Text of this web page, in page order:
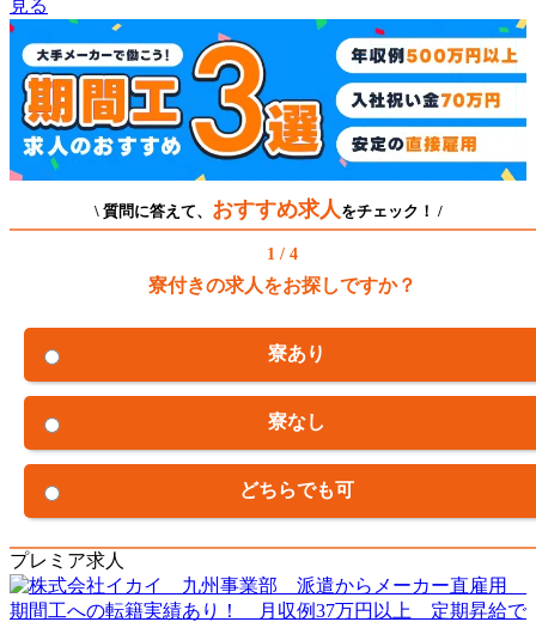
見る
\ 質問に答えて、 おすすめ求人をチェック！ /
1 / 4
寮付きの求人をお探しですか？
寮あり
寮なし
どちらでも可
プレミア求人